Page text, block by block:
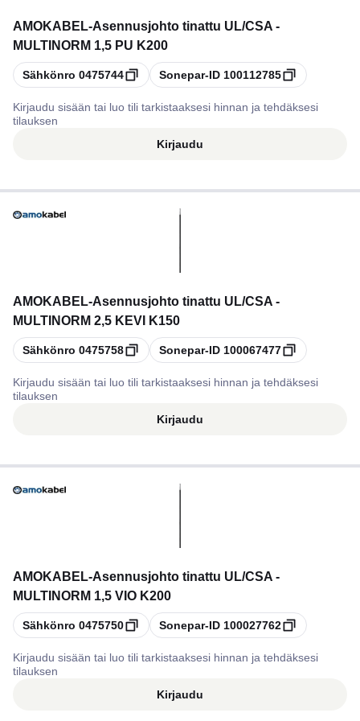
AMOKABEL-Asennusjohto tinattu UL/CSA -
MULTINORM 1,5 PU K200
Kopioi
Sähkönro 0475744 Kopioi
Sonepar-ID 100112785
Kirjaudu sisään tai luo tili tarkistaaksesi hinnan ja tehdäksesi
tilauksen
Kirjaudu
AMOKABEL-Asennusjohto tinattu UL/CSA -
MULTINORM 2,5 KEVI K150
Kopioi
Sähkönro 0475758 Kopioi
Sonepar-ID 100067477
Kirjaudu sisään tai luo tili tarkistaaksesi hinnan ja tehdäksesi
tilauksen
Kirjaudu
AMOKABEL-Asennusjohto tinattu UL/CSA -
MULTINORM 1,5 VIO K200
Kopioi
Sähkönro 0475750 Kopioi
Sonepar-ID 100027762
Kirjaudu sisään tai luo tili tarkistaaksesi hinnan ja tehdäksesi
tilauksen
Kirjaudu